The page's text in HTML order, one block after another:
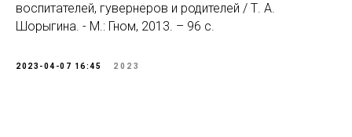
воспитателей, гувернеров и родителей / Т. А.
Шорыгина. - М.: Гном, 2013. – 96 с.
2023-04-07 16:45 2023